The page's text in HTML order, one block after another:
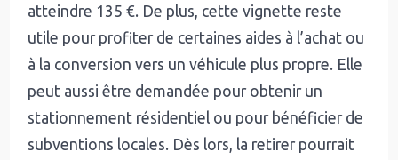
atteindre 135 €. De plus, cette vignette reste
utile pour profiter de certaines aides à l’achat ou
à la conversion vers un véhicule plus propre. Elle
peut aussi être demandée pour obtenir un
stationnement résidentiel ou pour bénéficier de
subventions locales. Dès lors, la retirer pourrait